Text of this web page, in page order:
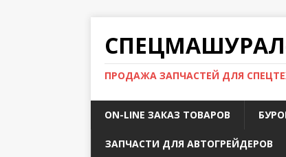
СПЕЦМАШУРАЛ-
ПРОДАЖА ЗАПЧАСТЕЙ ДЛЯ
ON-LINE ЗАКАЗ ТОВАРОВ
ЗАПЧАСТИ ДЛЯ АВТОГРЕЙДЕРОВ